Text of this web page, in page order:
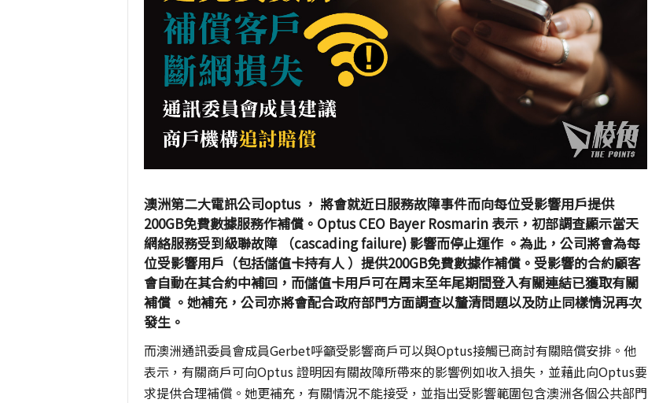
澳洲第二大電訊公司optus ， 將會就近日服務故障事件而向每位受影響用戶提供
200GB免費數據服務作補償。Optus CEO Bayer Rosmarin 表示，初部調查顯示當天
網絡服務受到級聯故障 （cascading failure) 影響而停止運作 。為此，公司將會為每
位受影響用戶（包括儲值卡持有人 ）提供200GB免費數據作補償。受影響的合約顧客
會自動在其合約中補回，而儲值卡用戶可在周末至年尾期間登入有關連結已獲取有關
補償 。她補充，公司亦將會配合政府部門方面調查以釐清問題以及防止同樣情況再次
發生。
而澳洲通訊委員會成員Gerbet呼籲受影響商戶可以與Optus接觸已商討有關賠償安排。他
表示，有關商戶可向Optus 證明因有關故障所帶來的影響例如收入損失，並藉此向Optus要
求提供合理補償。她更補充，有關情況不能接受，並指出受影響範圍包含澳洲各個公共部門